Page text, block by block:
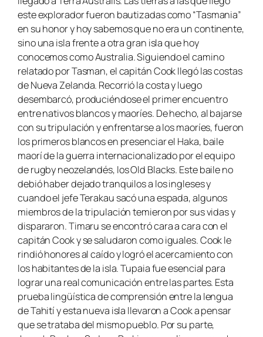
este explorador fueron bautizadas como “Tasmania”
en su honor y hoy sabemos que no era un continente,
sino una isla frente a otra gran isla que hoy
conocemos como Australia. Siguiendo el camino
relatado por Tasman, el capitán Cook llegó las costas
de Nueva Zelanda. Recorrió la costa y luego
desembarcó, produciéndose el primer encuentro
entre nativos blancos y maoríes. De hecho, al bajarse
con su tripulación y enfrentarse a los maoríes, fueron
los primeros blancos en presenciar el Haka, baile
maorí de la guerra internacionalizado por el equipo
de rugby neozelandés, los Old Blacks. Este baile no
debió haber dejado tranquilos a los ingleses y
cuando el jefe Terakau sacó una espada, algunos
miembros de la tripulación temieron por sus vidas y
dispararon. Timaru se encontró cara a cara con el
capitán Cook y se saludaron como iguales. Cook le
rindió honores al caído y logró el acercamiento con
los habitantes de la isla. Tupaia fue esencial para
lograr una real comunicación entre las partes. Esta
prueba lingüística de comprensión entre la lengua
de Tahití y esta nueva isla llevaron a Cook a pensar
que se trataba del mismo pueblo. Por su parte,